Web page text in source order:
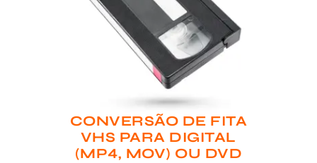
CONVERSÃO DE FITA
VHS PARA DIGITAL
(MP4, MOV) OU DVD